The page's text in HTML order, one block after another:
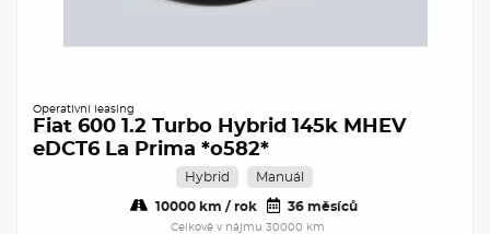
Operativní leasing
Fiat 600 1.2 Turbo Hybrid 145k MHEV
eDCT6 La Prima *o582*
Hybrid Manuál
10000 km / rok 36 měsíců
Celkově v nájmu 30000 km